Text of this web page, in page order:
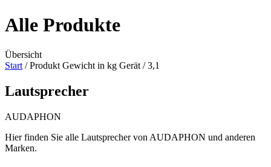
Alle Produkte
Übersicht
Start / Produkt Gewicht in kg Gerät / 3,1
Lautsprecher
AUDAPHON
Hier finden Sie alle Lautsprecher von AUDAPHON und anderen
Marken.